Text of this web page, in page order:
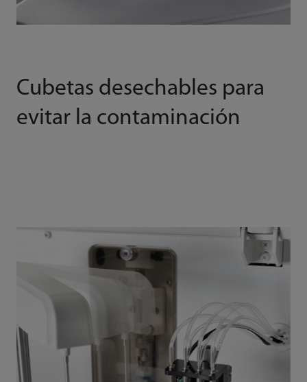
Cubetas desechables para
evitar la contaminación